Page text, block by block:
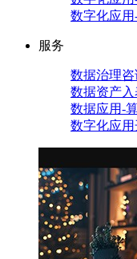
数字化应用
服务
数据治理
数据资产入
数据应用-
数字化应